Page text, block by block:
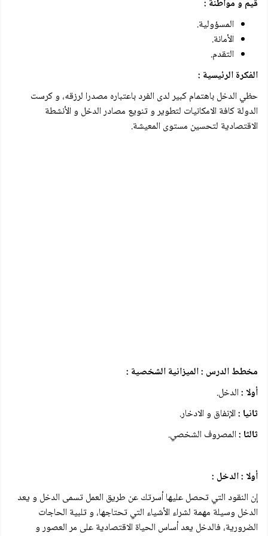
قيم و مواطنة :
المسؤولية.
الأمانة.
التقدم.
الفكرة الرئيسية :
حظي الدخل باهتمام كبير لدى الفرد باعتباره مصدرا لرزقه، و كرست
الدولة كافة الامكانيات لتطوير و تنويع مصادر الدخل و الأنشطة
الاقتصادية لتحسين مستوى المعيشة.
مخطط الدرس : الميزانية الشخصية :
أولا :الدخل.
ثانيا :الإنفاق و الادخار.
ثالثا :المصروف الشخصي.
أولا : الدخل :
إن النقود التي تحصل عليها أسرتك عن طريق العمل تسمى الدخل و يعد
الدخل وسيلة مهمة لشراء الأشياء التي تحتاجها، و تلبية الحاجات
الضرورية، فالدخل يعد أساس الحياة الاقتصادية على مر العصور و